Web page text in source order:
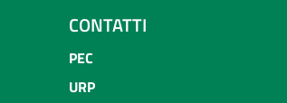
CONTATTI
PEC
URP